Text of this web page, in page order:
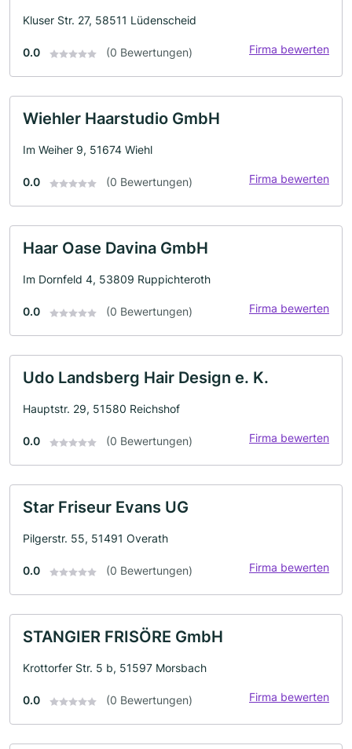
Kluser Str. 27, 58511 Lüdenscheid
0.0 (0 Bewertungen) Firma bewerten
Wiehler Haarstudio GmbH
Im Weiher 9, 51674 Wiehl
0.0 (0 Bewertungen) Firma bewerten
Haar Oase Davina GmbH
Im Dornfeld 4, 53809 Ruppichteroth
0.0 (0 Bewertungen) Firma bewerten
Udo Landsberg Hair Design e. K.
Hauptstr. 29, 51580 Reichshof
0.0 (0 Bewertungen) Firma bewerten
Star Friseur Evans UG
Pilgerstr. 55, 51491 Overath
0.0 (0 Bewertungen) Firma bewerten
STANGIER FRISÖRE GmbH
Krottorfer Str. 5 b, 51597 Morsbach
0.0 (0 Bewertungen) Firma bewerten